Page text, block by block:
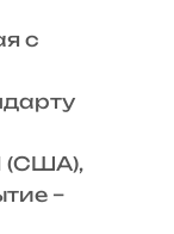
с
(США),
–